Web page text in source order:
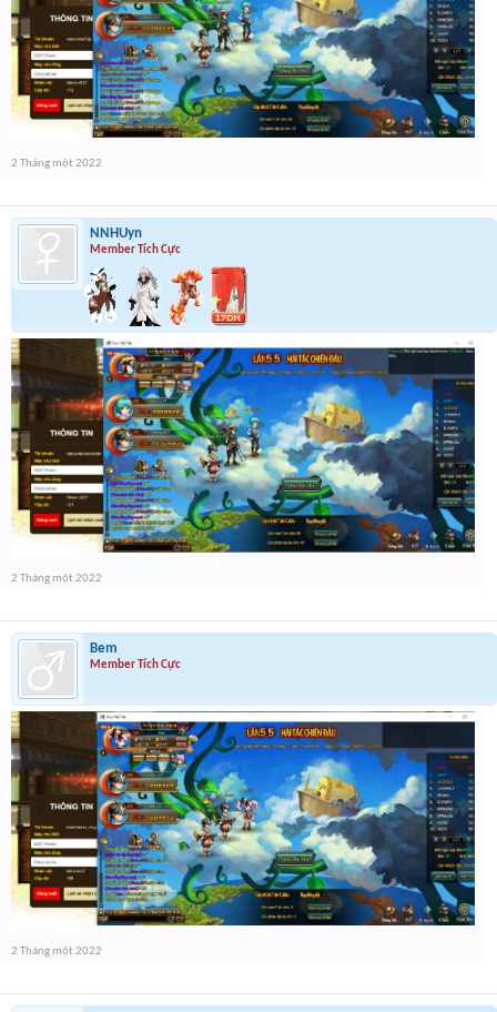
2 Tháng một 2022
NNHUyn
Member Tích Cực
2 Tháng một 2022
Bem
Member Tích Cực
2 Tháng một 2022